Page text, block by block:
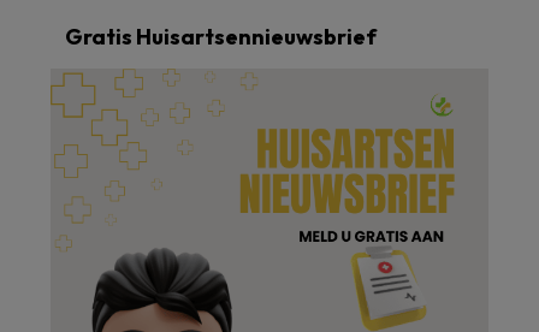
Gratis Huisartsennieuwsbrief